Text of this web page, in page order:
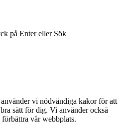
på Enter eller Sök
vi nödvändiga kakor för att
sätt för dig. Vi använder också
vår webbplats.